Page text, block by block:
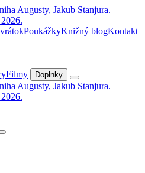
PoukážkyKnižný blogKontakt
Filmy Doplnky